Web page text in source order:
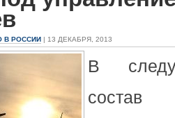
В РОССИИ | 13 ДЕКАБРЯ, 2013
В
состав